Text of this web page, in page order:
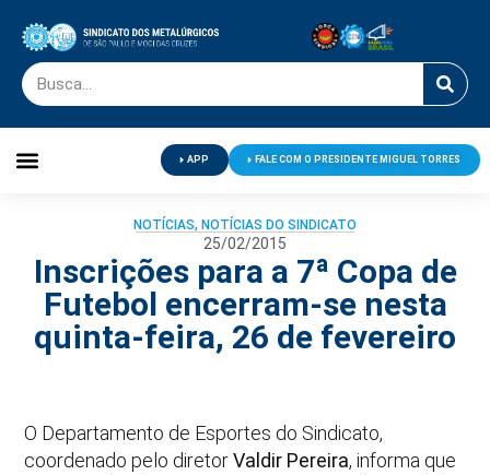
APP FALE COM O PRESIDENTE MIGUEL TORRES
NOTÍCIAS, NOTÍCIAS DO SINDICATO
25/02/2015
Inscrições para a 7ª Copa de
Futebol encerram-se nesta
quinta-feira, 26 de fevereiro
O Departamento de Esportes do Sindicato,
coordenado pelo diretorValdir Pereira, informa que